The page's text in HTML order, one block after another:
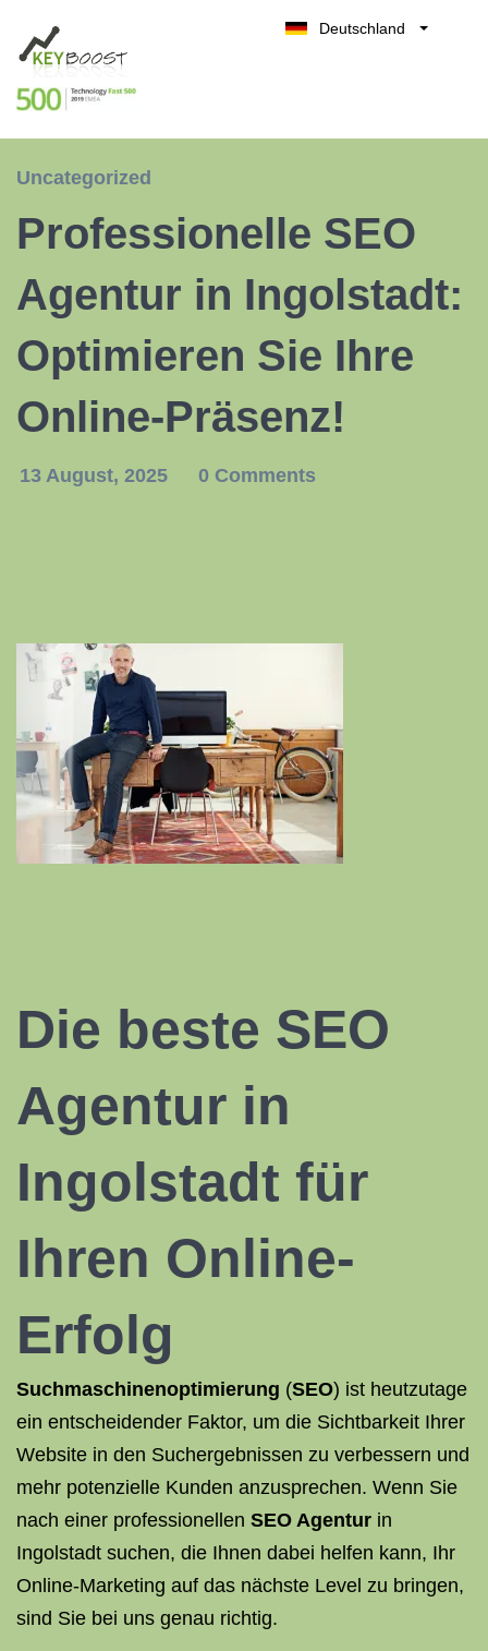
Deutschland
España
Uncategorized
Professionelle SEO
Agentur in Ingolstadt:
Optimieren Sie Ihre
Online-Präsenz!
13 August, 2025 0 Comments
Die beste SEO
Agentur in
Ingolstadt für
Ihren Online-
Erfolg
Suchmaschinenoptimierung (SEO) ist heutzutage
ein entscheidender Faktor, um die Sichtbarkeit Ihrer
Website in den Suchergebnissen zu verbessern und
mehr potenzielle Kunden anzusprechen. Wenn Sie
nach einer professionellen SEO Agentur in
Ingolstadt suchen, die Ihnen dabei helfen kann, Ihr
Online-Marketing auf das nächste Level zu bringen,
sind Sie bei uns genau richtig.